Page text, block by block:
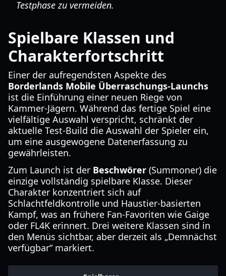
Testphase zu vermeiden.
Spielbare Klassen und
Charakterfortschritt
Einer der aufregendsten Aspekte des
Borderlands Mobile Überraschungs-Launchs
ist die Einführung einer neuen Riege von
Kammer-Jägern. Während das fertige Spiel eine
vielfältige Auswahl verspricht, schränkt der
aktuelle Test-Build die Auswahl der Spieler ein,
um eine ausgewogene Datenerfassung zu
gewährleisten.
Zum Launch ist der Beschwörer (Summoner) die
einzige vollständig spielbare Klasse. Dieser
Charakter konzentriert sich auf
Schlachtfeldkontrolle und Haustier-basierten
Kampf, was an frühere Fan-Favoriten wie Gaige
oder FL4K erinnert. Drei weitere Klassen sind in
den Menüs sichtbar, aber derzeit als „Demnächst
verfügbar“ markiert.